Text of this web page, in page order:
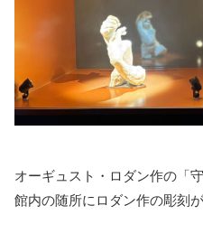
オーギュスト・ロダン作の「守
館内の随所にロダン作の彫刻